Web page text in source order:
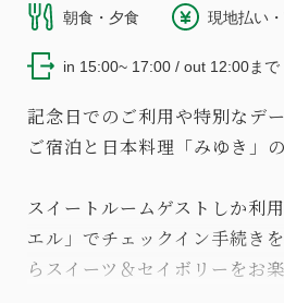
朝食・夕食 現地払い
in 15:00~ 17:00 / out 12:00まで
記念日でのご利用や特別なデ
ご宿泊と日本料理「みゆき」
スイートルームゲストしか利
エル」でチェックイン手続き
らスイーツ＆セイボリーをお